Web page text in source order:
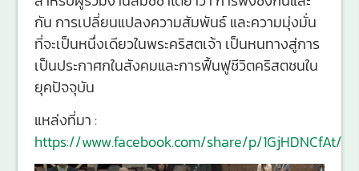
กัน การเปลี่ยนแปลงความสัมพันธ์ และความมุ่งมั่น
ที่จะเป็นหนึ่งเดียวในพระคริสตเจ้า เป็นหนทางสู่การ
เป็นประกาศกในสังคมและการฟื้นฟูชีวิตคริสตชนใน
ยุคปัจจุบัน
แหล่งที่มา :
https://www.facebook.com/share/p/1GjHDNCfAt/